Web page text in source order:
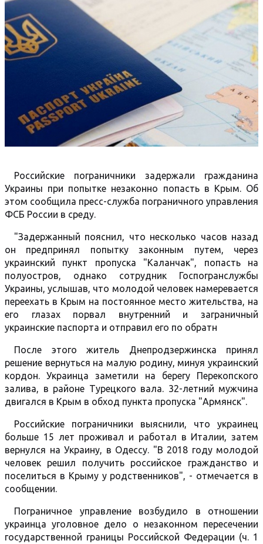
Российские пограничники задержали гражданина
Украины при попытке незаконно попасть в Крым. Об
этом сообщила пресс-служба пограничного управления
ФСБ России в среду.
"Задержанный пояснил, что несколько часов назад
он предпринял попытку законным путем, через
украинский пункт пропуска "Каланчак", попасть на
полуостров, однако сотрудник Госпогранслужбы
Украины, услышав, что молодой человек намеревается
переехать в Крым на постоянное место жительства, на
его глазах порвал внутренний и заграничный
украинские паспорта и отправил его по обратн
После этого житель Днепродзержинска принял
решение вернуться на малую родину, минуя украинский
кордон. Украинца заметили на берегу Перекопского
залива, в районе Турецкого вала. 32-летний мужчина
двигался в Крым в обход пункта пропуска "Армянск".
Российские пограничники выяснили, что украинец
больше 15 лет проживал и работал в Италии, затем
вернулся на Украину, в Одессу. "В 2018 году молодой
человек решил получить российское гражданство и
поселиться в Крыму у родственников", - отмечается в
сообщении.
Пограничное управление возбудило в отношении
украинца уголовное дело о незаконном пересечении
государственной границы Российской Федерации (ч. 1